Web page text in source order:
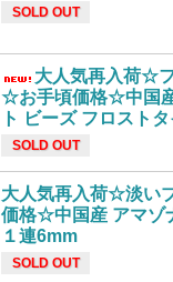
SOLD OUT
大人気再入荷☆
☆お手頃価格☆中国
ト ビーズ フロスト
SOLD OUT
大人気再入荷☆淡い
価格☆中国産 アマゾ
１連6mm
SOLD OUT